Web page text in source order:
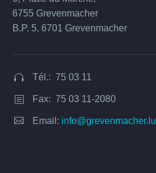
6755 Grevenmacher
B.P. 5, 6701 Grevenmacher

 Tél.: 75 03 11
b
b Fax: 75 03 11-2080

 Email: info@grevenmacher.lu